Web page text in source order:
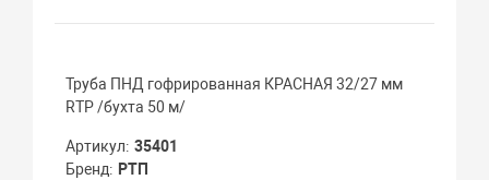
Труба ПНД гофрированная КРАСНАЯ 32/27 мм
RTP /бухта 50 м/
Артикул 35401
Бренд
РТП